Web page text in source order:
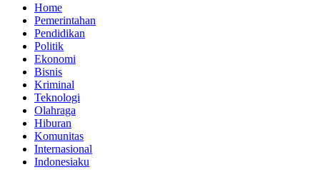
Home
Pemerintahan
Pendidikan
Politik
Ekonomi
Bisnis
Kriminal
Teknologi
Olahraga
Hiburan
Komunitas
Internasional
Indonesiaku